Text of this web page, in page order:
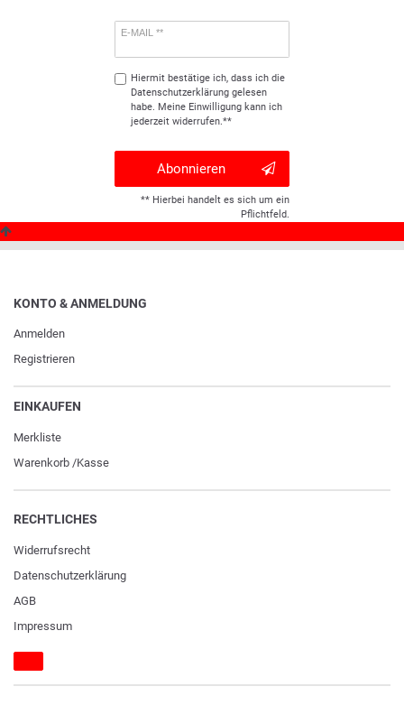
E-MAIL **
Hiermit bestätige ich, dass ich die
Daten­schutz­erklärunggelesen
habe. Meine Einwilligung kann ich
jederzeit widerrufen.**
Abonnieren
** Hierbei handelt es sich um ein
Pflichtfeld.
KONTO & ANMELDUNG
Anmelden
Registrieren
EINKAUFEN
Merkliste
Warenkorb /Kasse
RECHTLICHES
Widerrufs­recht
Daten­schutz­erklärung
AGB
Impressum